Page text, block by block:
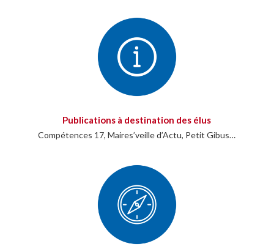
Publications à destination des élus
Compétences 17, Maires’veille d’Actu, Petit Gibus…